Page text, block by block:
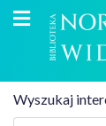
Wyszukaj